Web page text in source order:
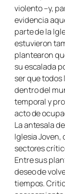
violento –y,
evidencia
parte de la
estuvieron
plantearon
su escalada
ser que
dentro del
temporal y
acto de
La antesala
Iglesia
sectores
Entre sus
deseo de
tiempos.